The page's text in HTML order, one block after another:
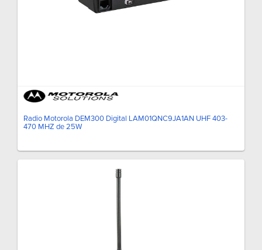
Radio Motorola DEM300 Digital LAM01QNC9JA1AN UHF 403-
470 MHZ de 25W